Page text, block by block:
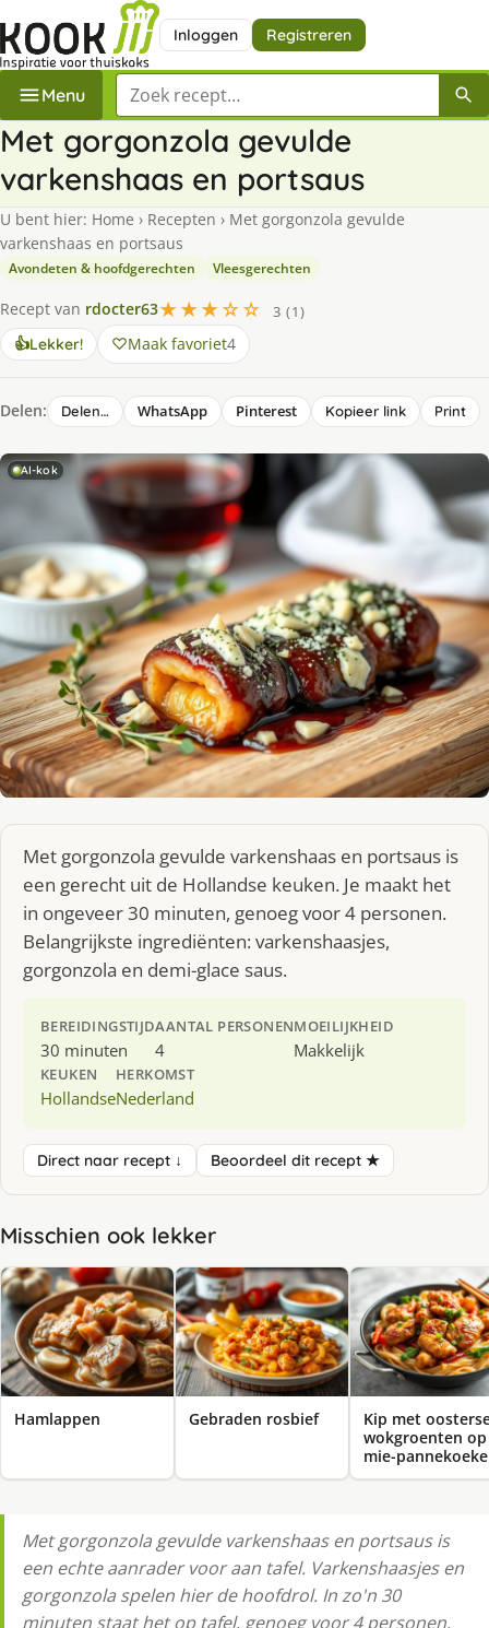
Inloggen Registreren
Menu Zoek een recept
Met gorgonzola gevulde
varkenshaas en portsaus
U bent hier: Home › Recepten › Met gorgonzola gevulde
varkenshaas en portsaus
Avondeten & hoofdgerechten Vleesgerechten
Recept van rdocter63★★★☆☆
3 (1)
👍Lekker! Maak favoriet4
Delen: Delen… WhatsApp Pinterest Kopieer link Print
AI-kok
Met gorgonzola gevulde varkenshaas en portsaus is
een gerecht uit de Hollandse keuken. Je maakt het
in ongeveer 30 minuten, genoeg voor 4 personen.
Belangrijkste ingrediënten: varkenshaasjes,
gorgonzola en demi-glace saus.
BEREIDINGSTIJD
30 minuten
AANTAL PERSONEN
4
MOEILIJKHEID
Makkelijk
KEUKEN
Hollandse
HERKOMST
Nederland
Direct naar recept ↓ Beoordeel dit recept ★
Misschien ook lekker
Hamlappen Gebraden rosbief
Kip met
wokgroenten op
mie-
Met gorgonzola gevulde varkenshaas en portsaus is
een echte aanrader voor aan tafel. Varkenshaasjes en
gorgonzola spelen hier de hoofdrol. In zo'n 30
minuten staat het op tafel, genoeg voor 4 personen.